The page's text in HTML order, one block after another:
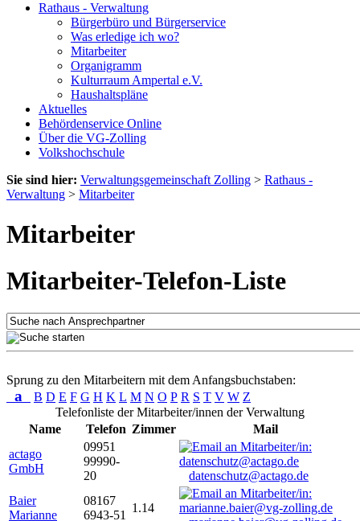
Rathaus - Verwaltung
Bürgerbüro und Bürgerservice
Was erledige ich wo?
Mitarbeiter
Organigramm
Kulturraum Ampertal e.V.
Haushaltspläne
Aktuelles
Behördenservice Online
Über die VG-Zolling
Volkshochschule
Sie sind hier: Verwaltungsgemeinschaft Zolling > Rathaus -
Verwaltung > Mitarbeiter
Mitarbeiter
Mitarbeiter-Telefon-Liste
Sprung zu den Mitarbeitern mit dem Anfangsbuchstaben:
a B D E F G H K L M N O P R S T V W Z
Telefonliste der Mitarbeiter/innen der Verwaltung
Name
Telefon Zimmer
Mail
actago
GmbH
09951
99990-
20
datenschutz@actago.de
Baier
Marianne
08167
6943-51
1.14